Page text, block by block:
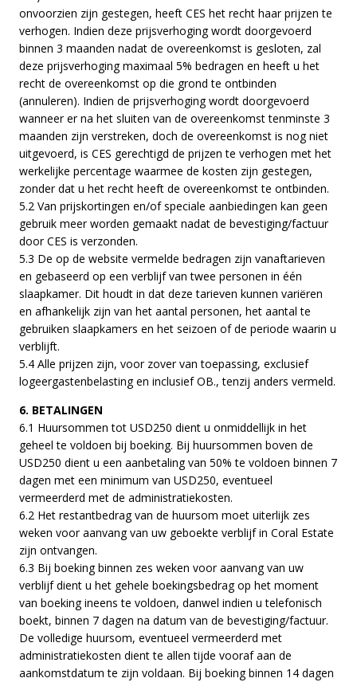
onvoorzien zijn gestegen, heeft CES het recht haar prijzen te
verhogen. Indien deze prijsverhoging wordt doorgevoerd
binnen 3 maanden nadat de overeenkomst is gesloten, zal
deze prijsverhoging maximaal 5% bedragen en heeft u het
recht de overeenkomst op die grond te ontbinden
(annuleren). Indien de prijsverhoging wordt doorgevoerd
wanneer er na het sluiten van de overeenkomst tenminste 3
maanden zijn verstreken, doch de overeenkomst is nog niet
uitgevoerd, is CES gerechtigd de prijzen te verhogen met het
werkelijke percentage waarmee de kosten zijn gestegen,
zonder dat u het recht heeft de overeenkomst te ontbinden.
5.2 Van prijskortingen en/of speciale aanbiedingen kan geen
gebruik meer worden gemaakt nadat de bevestiging/factuur
door CES is verzonden.
5.3 De op de website vermelde bedragen zijn vanaftarieven
en gebaseerd op een verblijf van twee personen in één
slaapkamer. Dit houdt in dat deze tarieven kunnen variëren
en afhankelijk zijn van het aantal personen, het aantal te
gebruiken slaapkamers en het seizoen of de periode waarin u
verblijft.
5.4 Alle prijzen zijn, voor zover van toepassing, exclusief
logeergastenbelasting en inclusief OB., tenzij anders vermeld.
6. BETALINGEN
6.1 Huursommen tot USD250 dient u onmiddellijk in het
geheel te voldoen bij boeking. Bij huursommen boven de
USD250 dient u een aanbetaling van 50% te voldoen binnen 7
dagen met een minimum van USD250, eventueel
vermeerderd met de administratiekosten.
6.2 Het restantbedrag van de huursom moet uiterlijk zes
weken voor aanvang van uw geboekte verblijf in Coral Estate
zijn ontvangen.
6.3 Bij boeking binnen zes weken voor aanvang van uw
verblijf dient u het gehele boekingsbedrag op het moment
van boeking ineens te voldoen, danwel indien u telefonisch
boekt, binnen 7 dagen na datum van de bevestiging/factuur.
De volledige huursom, eventueel vermeerderd met
administratiekosten dient te allen tijde vooraf aan de
aankomstdatum te zijn voldaan. Bij boeking binnen 14 dagen